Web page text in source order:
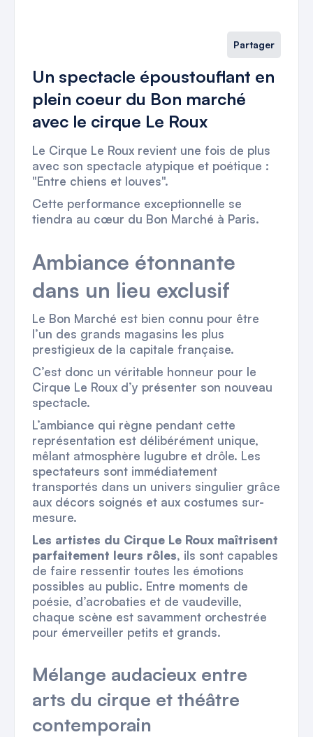
Partager
Un spectacle époustouflant en
plein coeur du Bon marché
avec le cirque Le Roux
Le Cirque Le Roux revient une fois de plus
avec son spectacle atypique et poétique :
"Entre chiens et louves".
Cette performance exceptionnelle se
tiendra au cœur du Bon Marché à Paris.
Ambiance étonnante
dans un lieu exclusif
Le Bon Marché est bien connu pour être
l’un des grands magasins les plus
prestigieux de la capitale française.
C’est donc un véritable honneur pour le
Cirque Le Roux d’y présenter son nouveau
spectacle.
L’ambiance qui règne pendant cette
représentation est délibérément unique,
mêlant atmosphère lugubre et drôle. Les
spectateurs sont immédiatement
transportés dans un univers singulier grâce
aux décors soignés et aux costumes sur-
mesure.
Les artistes du Cirque Le Roux maîtrisent
parfaitement leurs rôles, ils sont capables
de faire ressentir toutes les émotions
possibles au public. Entre moments de
poésie, d’acrobaties et de vaudeville,
chaque scène est savamment orchestrée
pour émerveiller petits et grands.
Mélange audacieux entre
arts du cirque et théâtre
contemporain